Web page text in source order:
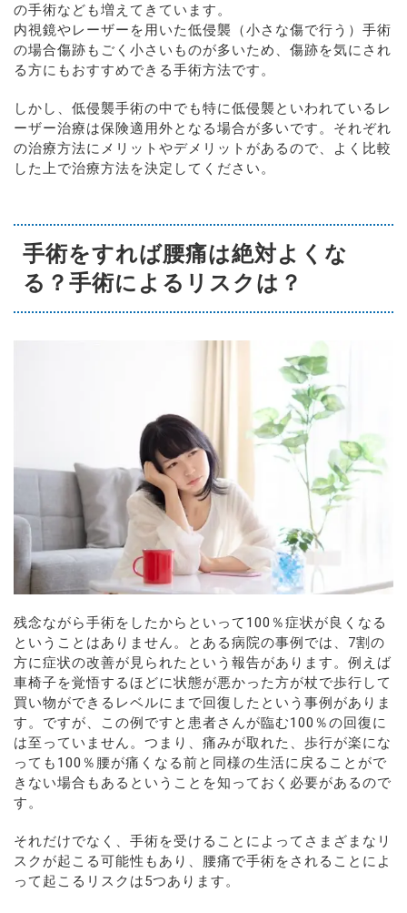
の手術なども増えてきています。
内視鏡やレーザーを用いた低侵襲（小さな傷で行う）手術
の場合傷跡もごく小さいものが多いため、傷跡を気にされ
る方にもおすすめできる手術方法です。
しかし、低侵襲手術の中でも特に低侵襲といわれているレ
ーザー治療は保険適用外となる場合が多いです。それぞれ
の治療方法にメリットやデメリットがあるので、よく比較
した上で治療方法を決定してください。
手術をすれば腰痛は絶対よくな
る？手術によるリスクは？
残念ながら手術をしたからといって100％症状が良くなる
ということはありません。とある病院の事例では、7割の
方に症状の改善が見られたという報告があります。例えば
車椅子を覚悟するほどに状態が悪かった方が杖で歩行して
買い物ができるレベルにまで回復したという事例がありま
す。ですが、この例ですと患者さんが臨む100％の回復に
は至っていません。つまり、痛みが取れた、歩行が楽にな
っても100％腰が痛くなる前と同様の生活に戻ることがで
きない場合もあるということを知っておく必要があるので
す。
それだけでなく、手術を受けることによってさまざまなリ
スクが起こる可能性もあり、腰痛で手術をされることによ
って起こるリスクは5つあります。